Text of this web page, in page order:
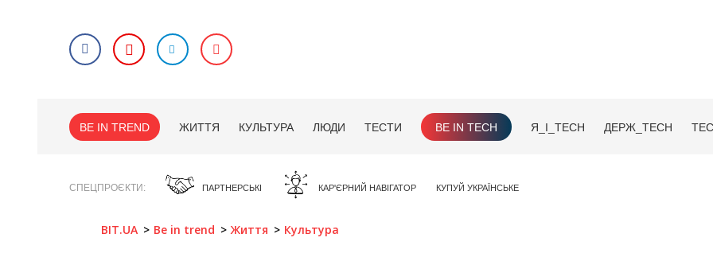
BE IN TREND ЖИТТЯ КУЛЬТУРА ЛЮДИ ТЕСТИ BE IN TECH Я_І_TECH ДЕРЖ_TECH
СПЕЦПРОЄКТИ ПАРТНЕРСЬКІ КАР'ЄРНИЙ НАВІГАТОР КУПУЙ УКРАЇНСЬКЕ
BIT.UA Be in trend Життя Культура